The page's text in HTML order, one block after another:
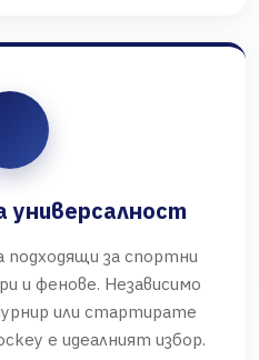
универсалност
подходящи за спортни
и фенове. Независимо
или стартирате
е идеалният избор.